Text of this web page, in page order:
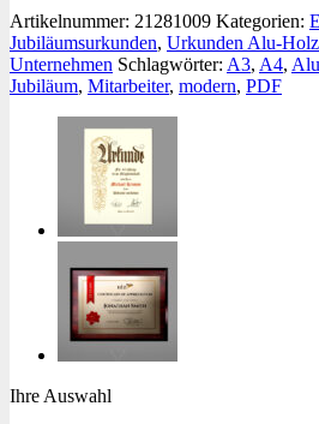
Artikelnummer: 21281009 Kategorien:
Jubiläumsurkunden, Urkunden Alu-
Unternehmen Schlagwörter: A3, A4,
Jubiläum, Mitarbeiter, modern, PDF
Ihre Auswahl